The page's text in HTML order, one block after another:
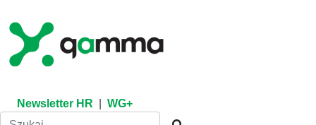
content
Newsletter HR WG+